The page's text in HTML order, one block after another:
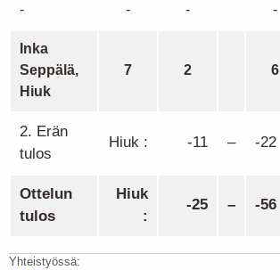
- - - -
Inka
Seppälä,
Hiuk
7 2 6
2. Erän
tulos
Hiuk : -11 – -22
Ottelun
tulos
Hiuk
:
-25 – -56
Yhteistyössä: